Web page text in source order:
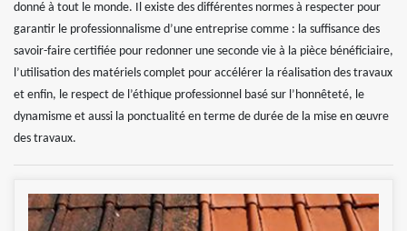
donné à tout le monde. Il existe des différentes normes à respecter pour
garantir le professionnalisme d’une entreprise comme : la suffisance des
savoir-faire certifiée pour redonner une seconde vie à la pièce bénéficiaire,
l’utilisation des matériels complet pour accélérer la réalisation des travaux
et enfin, le respect de l’éthique professionnel basé sur l’honnêteté, le
dynamisme et aussi la ponctualité en terme de durée de la mise en œuvre
des travaux.